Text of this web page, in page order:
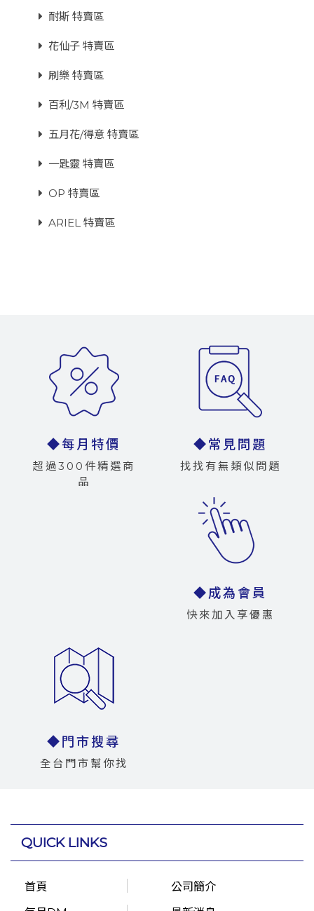
耐斯 特賣區
花仙子 特賣區
刷樂 特賣區
百利/3M 特賣區
五月花/得意 特賣區
一匙靈 特賣區
OP 特賣區
ARIEL 特賣區
◆每月特價
超過300件精選商
品
◆常見問題
找找有無類似問題
◆成為會員
快來加入享優惠
◆門市搜尋
全台門市幫你找
QUICK LINKS
首頁
公司簡介